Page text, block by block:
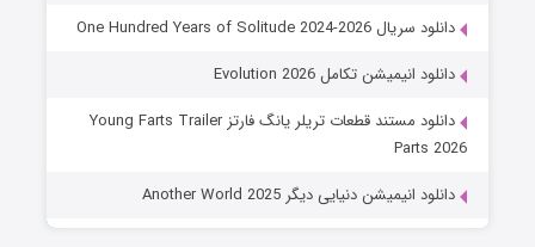
دانلود سریال One Hundred Years of Solitude 2024-2026
دانلود انیمیشن تکامل Evolution 2026
دانلود مستند قطعات تریلر یانگ فارتز Young Farts Trailer
Parts 2026
دانلود انیمیشن دنیایی دیگر Another World 2025